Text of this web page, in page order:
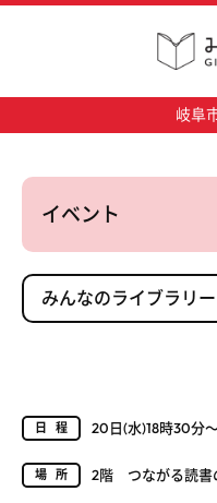
岐阜
イベント
みんなのライブラリ
日程 20日(水)18時30分
場所 2階 つながる読書